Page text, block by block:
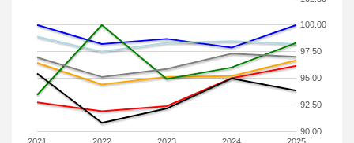
90.00
92.50
95.00
97.50
100.00